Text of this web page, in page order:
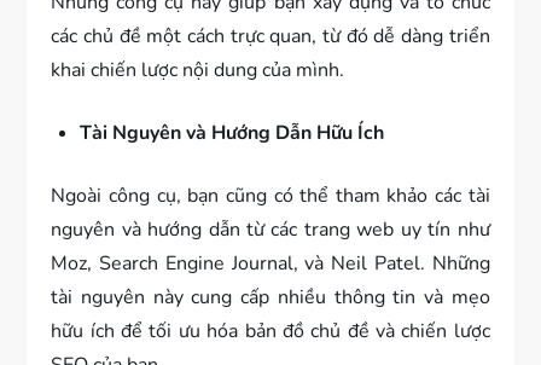
các chủ đề một cách trực quan, từ đó dễ dàng triển
khai chiến lược nội dung của mình.
Tài Nguyên và Hướng Dẫn Hữu Ích
Ngoài công cụ, bạn cũng có thể tham khảo các tài
nguyên và hướng dẫn từ các trang web uy tín như
Moz, Search Engine Journal, và Neil Patel. Những
tài nguyên này cung cấp nhiều thông tin và mẹo
hữu ích để tối ưu hóa bản đồ chủ đề và chiến lược